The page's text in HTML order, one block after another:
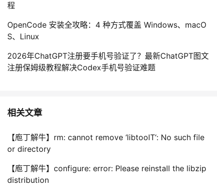
程
OpenCode 安装全攻略：4 种方式覆盖 Windows、macO
S、Linux
2026年ChatGPT注册要手机号验证了？最新ChatGPT图文
注册保姆级教程解决Codex手机号验证难题
相关文章
【庖丁解牛】rm: cannot remove ‘libtoolT‘: No such file
or directory
【庖丁解牛】configure: error: Please reinstall the libzip
distribution